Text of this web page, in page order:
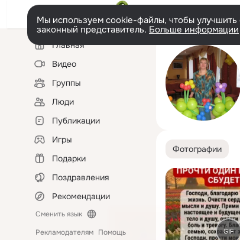
Мы используем cookie-файлы, чтобы улучшить
законный представитель. Больше информации
Левая
колонкаГлавная
Видео
Группы
Люди
Публикации
Игры
Подарки
Поздравления
Рекомендации
Сменить язык
Рекламодателям Помощь
Фотографии
GIF